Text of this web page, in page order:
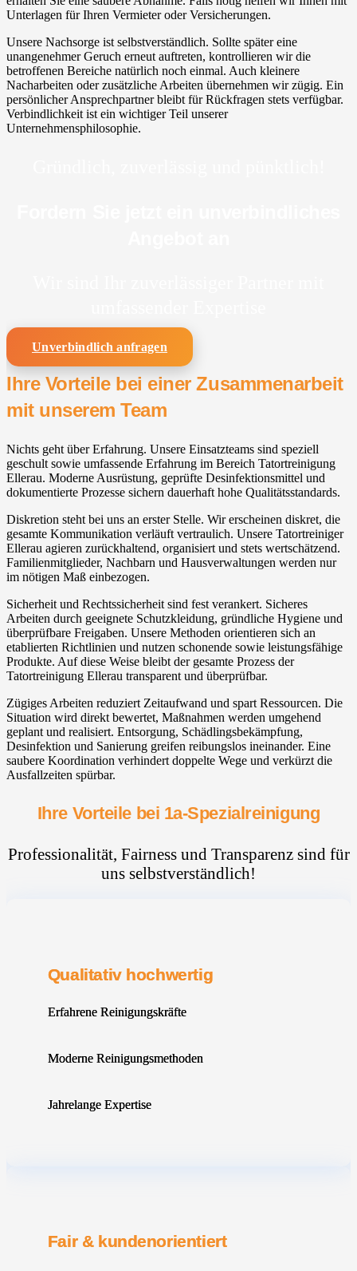
Unterlagen für Ihren Vermieter oder Versicherungen.
Unsere Nachsorge ist selbstverständlich. Sollte später eine
unangenehmer Geruch erneut auftreten, kontrollieren wir die
betroffenen Bereiche natürlich noch einmal. Auch kleinere
Nacharbeiten oder zusätzliche Arbeiten übernehmen wir zügig. Ein
persönlicher Ansprechpartner bleibt für Rückfragen stets verfügbar.
Verbindlichkeit ist ein wichtiger Teil unserer
Unternehmensphilosophie.
Unverbindlich anfragen
Ihre Vorteile bei einer Zusammenarbeit
mit unserem Team
Nichts geht über Erfahrung. Unsere Einsatzteams sind speziell
geschult sowie umfassende Erfahrung im Bereich Tatortreinigung
Ellerau. Moderne Ausrüstung, geprüfte Desinfektionsmittel und
dokumentierte Prozesse sichern dauerhaft hohe Qualitätsstandards.
Diskretion steht bei uns an erster Stelle. Wir erscheinen diskret, die
gesamte Kommunikation verläuft vertraulich. Unsere Tatortreiniger
Ellerau agieren zurückhaltend, organisiert und stets wertschätzend.
Familienmitglieder, Nachbarn und Hausverwaltungen werden nur
im nötigen Maß einbezogen.
Sicherheit und Rechtssicherheit sind fest verankert. Sicheres
Arbeiten durch geeignete Schutzkleidung, gründliche Hygiene und
überprüfbare Freigaben. Unsere Methoden orientieren sich an
etablierten Richtlinien und nutzen schonende sowie leistungsfähige
Produkte. Auf diese Weise bleibt der gesamte Prozess der
Tatortreinigung Ellerau transparent und überprüfbar.
Zügiges Arbeiten reduziert Zeitaufwand und spart Ressourcen. Die
Situation wird direkt bewertet, Maßnahmen werden umgehend
geplant und realisiert. Entsorgung, Schädlingsbekämpfung,
Desinfektion und Sanierung greifen reibungslos ineinander. Eine
saubere Koordination verhindert doppelte Wege und verkürzt die
Ausfallzeiten spürbar.
Ihre Vorteile bei 1a-Spezialreinigung
Professionalität, Fairness und Transparenz sind für
uns selbstverständlich!
Qualitativ hochwertig
Erfahrene Reinigungskräfte
Moderne Reinigungsmethoden
Jahrelange Expertise
Fair & kundenorientiert